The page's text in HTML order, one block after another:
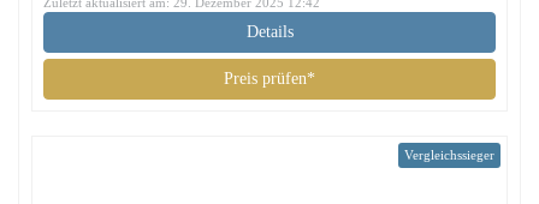
Zuletzt aktualisiert am: 29. Dezember 2025 12:42
Details
Preis prüfen*
Vergleichssieger